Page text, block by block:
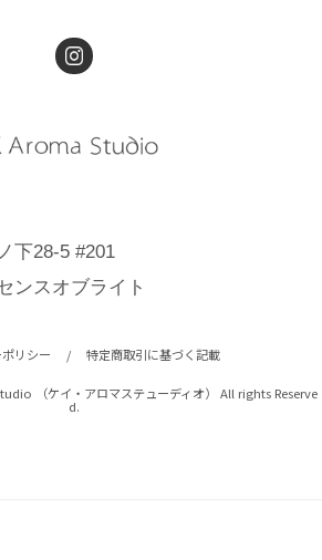
下28-5 #201
ンスオブライト
リシー / 特定商取引に基づく記載
（ケイ・アロマステューディオ） All rights Reserve
d.